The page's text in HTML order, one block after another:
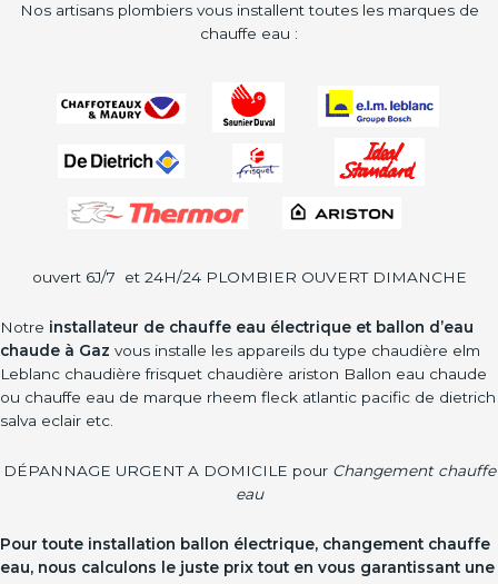
Nos artisans plombiers vous installent toutes les marques de
chauffe eau :
ouvert 6J/7 et 24H/24 PLOMBIER OUVERT DIMANCHE
Notre installateur de chauffe eau électrique et ballon d’eau
chaude à Gaz vous installe les appareils du type chaudière elm
Leblanc chaudière frisquet chaudière ariston Ballon eau chaude
ou chauffe eau de marque rheem fleck atlantic pacific de dietrich
salva eclair etc.
DÉPANNAGE URGENT A DOMICILE pour Changement chauffe
eau
Pour toute installation ballon électrique, changement chauffe
eau, nous calculons le juste prix tout en vous garantissant une